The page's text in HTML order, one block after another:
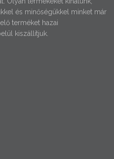
és minőségükkel minket már
terméket hazai
kiszállítjuk.